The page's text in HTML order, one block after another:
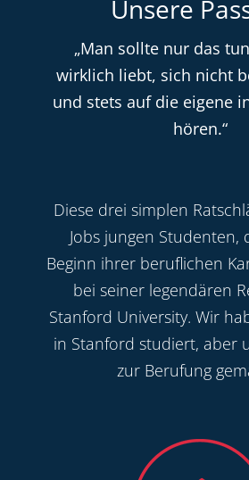
Unsere
„Man sollte nur das
wirklich liebt, sich nicht
und stets auf die eigene
hören.“
Diese drei simplen
Jobs jungen Studenten,
Beginn ihrer beruflichen
bei seiner legendären
Stanford University. Wir
in Stanford studiert, aber
zur Berufung